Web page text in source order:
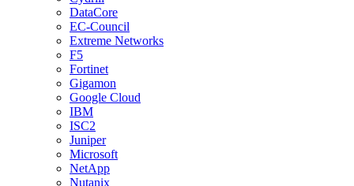
DataCore
EC-Council
Extreme Networks
F5
Fortinet
Gigamon
Google Cloud
IBM
ISC2
Juniper
Microsoft
NetApp
Nutanix